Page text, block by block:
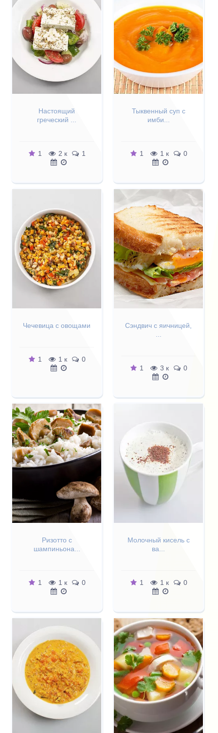
Настоящий
греческий ...
1 2 к 1
Тыквенный суп с
имби...
1 1 к 0
Чечевица с овощами
1 1 к 0
Сэндвич с яичницей,
1 3 к 0
Ризотто с
шампиньона...
1 1 к 0
Молочный кисель с
ва...
1 1 к 0